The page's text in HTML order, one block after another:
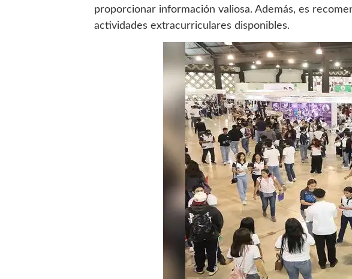
proporcionar información valiosa. Además, es
actividades extracurriculares disponibles.